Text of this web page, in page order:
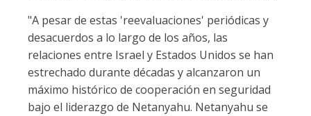
"A pesar de estas 'reevaluaciones' periódicas y
desacuerdos a lo largo de los años, las
relaciones entre Israel y Estados Unidos se han
estrechado durante décadas y alcanzaron un
máximo histórico de cooperación en seguridad
bajo el liderazgo de Netanyahu. Netanyahu se